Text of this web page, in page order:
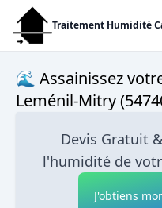
Traitement Humidité
🌊 Assainissez
Leménil-Mitry
Devis Gratuit
l'humidité de
J'obtiens